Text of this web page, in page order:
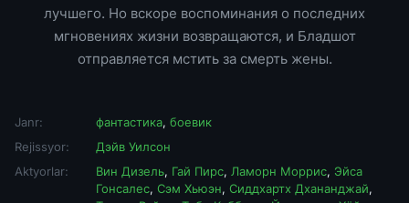
лучшего. Но вскоре воспоминания о последних
мгновениях жизни возвращаются, и Бладшот
отправляется мстить за смерть жены.
Janr: фантастика, боевик
Rejissyor:
Дэйв Уилсон
Aktyorlar:
Вин Дизель, Гай Пирс, Ламорн Моррис, Эйса
Гонсалес, Сэм Хьюэн, Сиддхартх Дхананджай,